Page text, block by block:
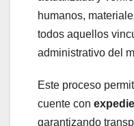
humanos,
todos aquellos
administrativo del
Este proceso
cuente con
garantizando